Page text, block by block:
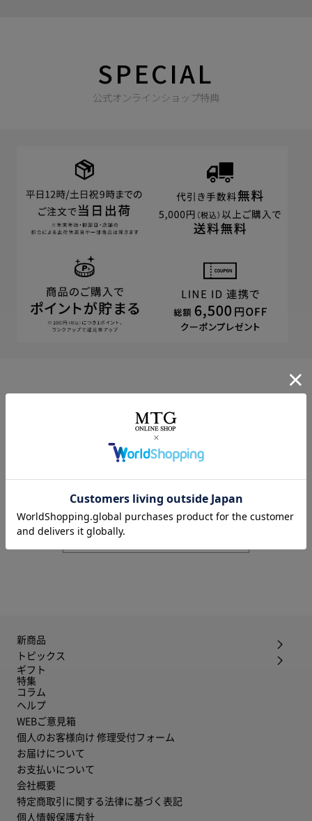
SPECIAL
公式オンラインショップ特典
CUSTOMER
カスタマーサポート
お問い合わせ
新商品
トピックス
ギフト
特集
コラム
ヘルプ
WEBご意見箱
個人のお客様向け 修理受付フォーム
お届けについて
お支払いについて
会社概要
特定商取引に関する法律に基づく表記
個人情報保護方針